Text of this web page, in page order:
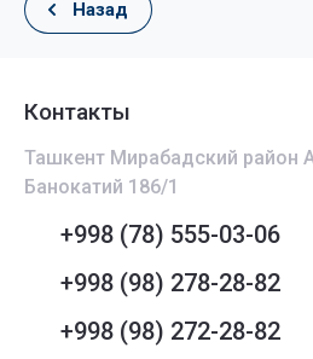
Назад
Контакты
Ташкент Мирабадский район
Банокатий 186/1
+998 (78) 555-03-06
+998 (98) 278-28-82
+998 (98) 272-28-82